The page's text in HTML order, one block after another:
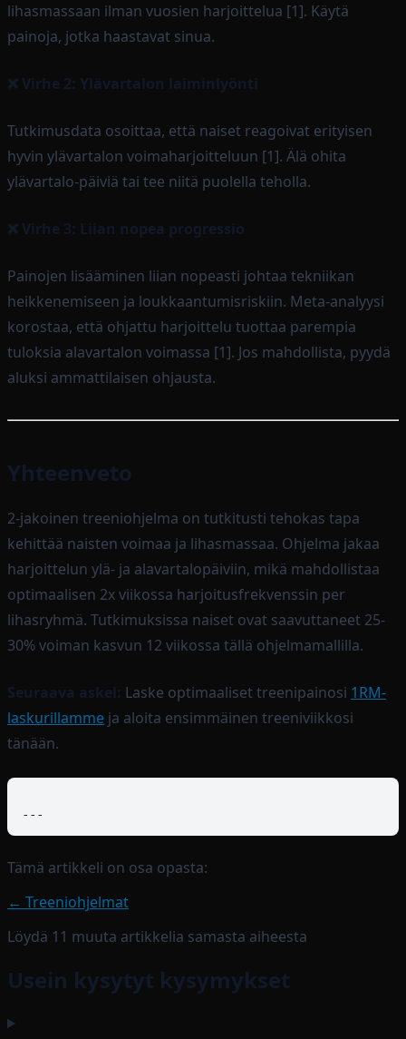
lihasmassaan ilman vuosien harjoittelua [1]. Käytä
painoja, jotka haastavat sinua.
❌ Virhe 2: Ylävartalon laiminlyönti
Tutkimusdata osoittaa, että naiset reagoivat erityisen
hyvin ylävartalon voimaharjoitteluun [1]. Älä ohita
ylävartalo-päiviä tai tee niitä puolella teholla.
❌ Virhe 3: Liian nopea progressio
Painojen lisääminen liian nopeasti johtaa tekniikan
heikkenemiseen ja loukkaantumisriskiin. Meta-analyysi
korostaa, että ohjattu harjoittelu tuottaa parempia
tuloksia alavartalon voimassa [1]. Jos mahdollista, pyydä
aluksi ammattilaisen ohjausta.
Yhteenveto
2-jakoinen treeniohjelma on tutkitusti tehokas tapa
kehittää naisten voimaa ja lihasmassaa. Ohjelma jakaa
harjoittelun ylä- ja alavartalopäiviin, mikä mahdollistaa
optimaalisen 2x viikossa harjoitusfrekvenssin per
lihasryhmä. Tutkimuksissa naiset ovat saavuttaneet 25-
30% voiman kasvun 12 viikossa tällä ohjelmamallilla.
Seuraava askel: Laske optimaaliset treenipainosi 1RM-
laskurillamme ja aloita ensimmäinen treeniviikkosi
tänään.
Tämä artikkeli on osa opasta:
← Treeniohjelmat
Löydä 11 muuta artikkelia samasta aiheesta
Usein kysytyt kysymykset